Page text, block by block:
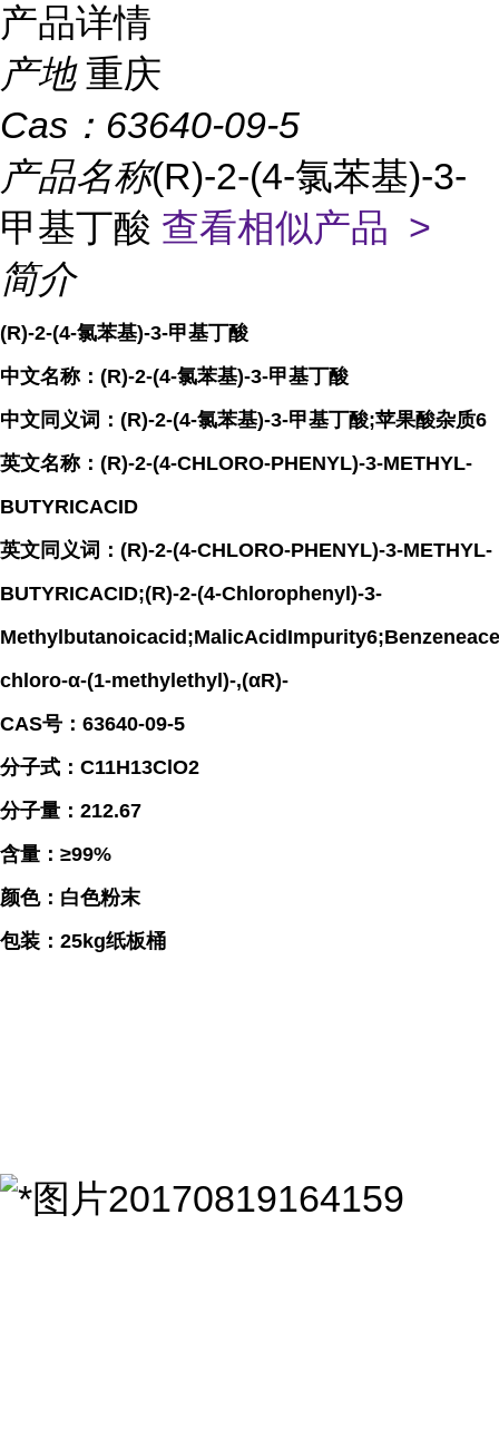
产品详情
产地 重庆
Cas： 63640-09-5
产品名称(R)-2-(4-氯苯基)-3-
甲基丁酸 查看相似产品 >
简介
(R)-2-(4-氯苯基)-3-甲基丁酸
中文名称：(R)-2-(4-氯苯基)-3-甲基丁酸
中文同义词：(R)-2-(4-氯苯基)-3-甲基丁酸;苹果酸杂质6
英文名称：(R)-2-(4-CHLORO-PHENYL)-3-METHYL-
BUTYRICACID
英文同义词：(R)-2-(4-CHLORO-PHENYL)-3-METHYL-
BUTYRICACID;(R)-2-(4-Chlorophenyl)-3-
chloro-α-(1-methylethyl)-,(αR)-
CAS号：63640-09-5
分子式：C11H13ClO2
分子量：212.67
含量：≥99%
颜色：白色粉末
包装：25kg纸板桶